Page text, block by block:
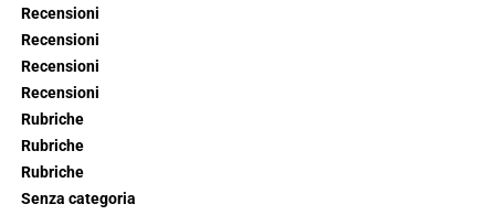
Recensioni
Recensioni
Recensioni
Recensioni
Rubriche
Rubriche
Rubriche
Senza categoria